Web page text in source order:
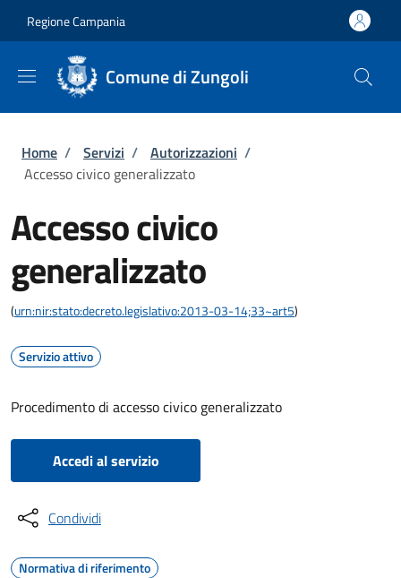
Regione Campania
Comune di Zungoli
Briciole di pane
Home / Servizi / Autorizzazioni /
Accesso civico generalizzato
Accesso civico
generalizzato
(urn:nir:stato:decreto.legislativo:2013-03-14;33~art5)
Servizio attivo
Procedimento di accesso civico generalizzato
Accedi al servizio
Condividi
Normativa di riferimento